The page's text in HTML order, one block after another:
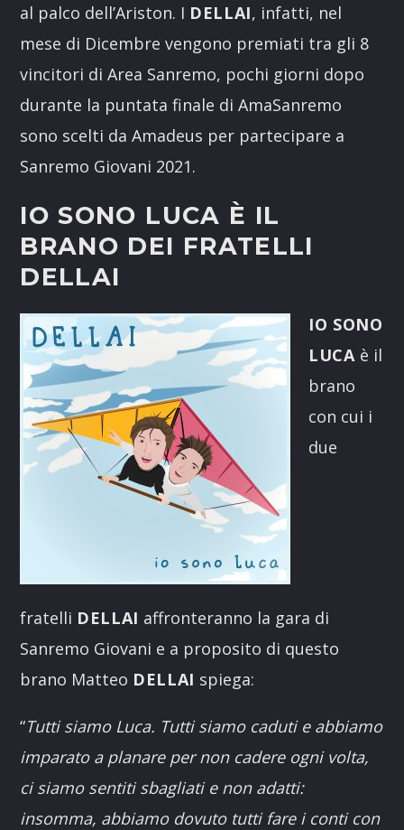
al palco dell’Ariston. I DELLAI, infatti, nel
mese di Dicembre vengono premiati tra gli 8
vincitori di Area Sanremo, pochi giorni dopo
durante la puntata finale di AmaSanremo
sono scelti da Amadeus per partecipare a
Sanremo Giovani 2021.
IO SONO LUCA È IL
BRANO DEI FRATELLI
DELLAI
IO SONO
LUCAè il
brano
con cui i
due
fratelli DELLAI affronteranno la gara di
Sanremo Giovani e a proposito di questo
brano Matteo DELLAI spiega:
“Tutti siamo Luca. Tutti siamo caduti e abbiamo
imparato a planare per non cadere ogni volta,
ci siamo sentiti sbagliati e non adatti:
insomma, abbiamo dovuto tutti fare i conti con